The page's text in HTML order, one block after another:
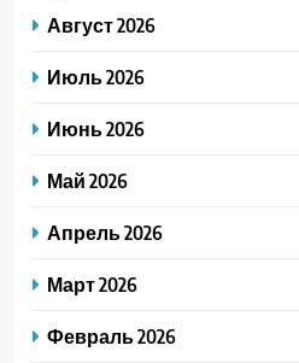
Август 2026
Июль 2026
Июнь 2026
Май 2026
Апрель 2026
Март 2026
Февраль 2026